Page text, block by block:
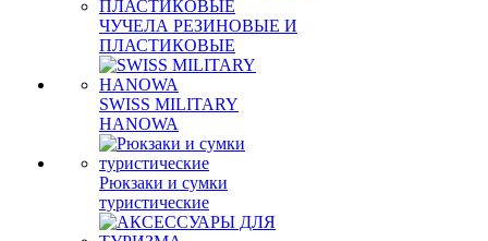
ЧУЧЕЛА РЕЗИНОВЫЕ И
ПЛАСТИКОВЫЕ
SWISS MILITARY
HANOWA
Рюкзаки и сумки
туристические